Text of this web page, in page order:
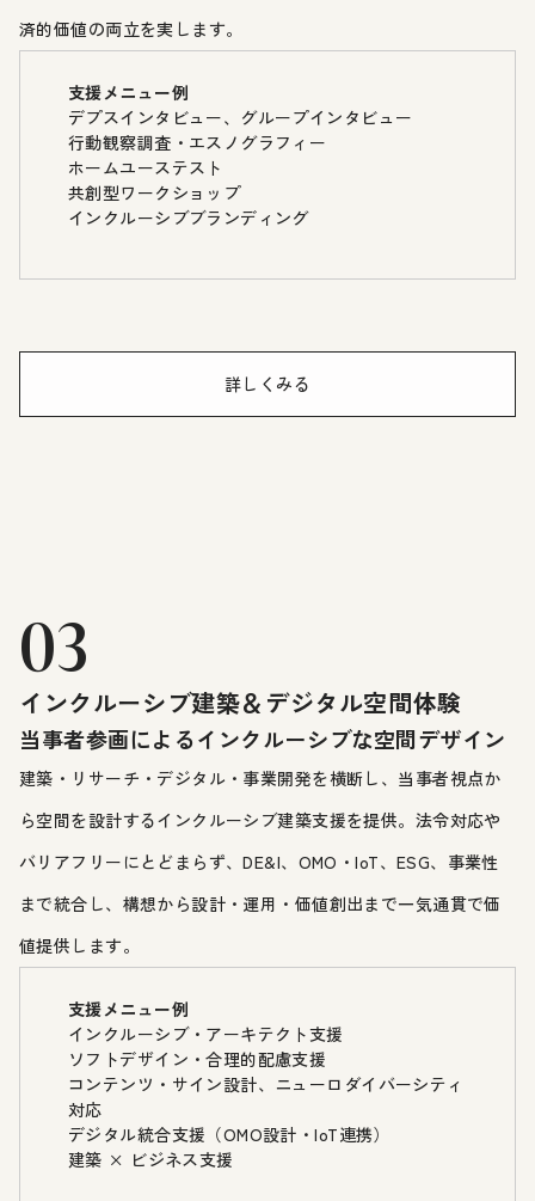
済的価値の両立を実します。
支援メニュー例
デプスインタビュー、グループインタビュー
行動観察調査・エスノグラフィー
ホームユーステスト
共創型ワークショップ
インクルーシブブランディング
詳しくみる
03
インクルーシブ建築＆デジタル空間体験
当事者参画によるインクルーシブな空間デザイン
建築・リサーチ・デジタル・事業開発を横断し、当事者視点か
ら空間を設計するインクルーシブ建築支援を提供。法令対応や
バリアフリーにとどまらず、DE&I、OMO・IoT、ESG、事業性
まで統合し、構想から設計・運用・価値創出まで一気通貫で価
値提供します。
支援メニュー例
インクルーシブ・アーキテクト支援
ソフトデザイン・合理的配慮支援
コンテンツ・サイン設計、ニューロダイバーシティ
対応
デジタル統合支援（OMO設計・IoT連携）
建築 × ビジネス支援